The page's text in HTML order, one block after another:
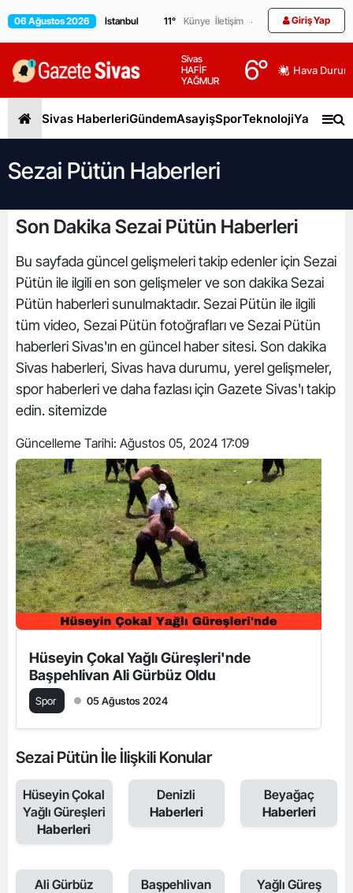
06 Ağustos 2026 11° Künye İletişim Giriş Yap
Sivas
HAFİF
YAĞMUR
6° Hava
Sivas HaberleriGündemAsayişSporTeknolojiYaşam
Sezai Pütün Haberleri
Son Dakika Sezai Pütün Haberleri
Bu sayfada güncel gelişmeleri takip edenler için Sezai
Pütün ile ilgili en son gelişmeler ve son dakika Sezai
Pütün haberleri sunulmaktadır. Sezai Pütün ile ilgili
tüm video, Sezai Pütün fotoğrafları ve Sezai Pütün
haberleri Sivas'ın en güncel haber sitesi. Son dakika
Sivas haberleri, Sivas hava durumu, yerel gelişmeler,
spor haberleri ve daha fazlası için Gazete Sivas'ı takip
edin. sitemizde
Güncelleme Tarihi: Ağustos 05, 2024 17:09
Hüseyin Çokal Yağlı Güreşleri'nde
Başpehlivan Ali Gürbüz Oldu
Spor 05 Ağustos 2024
Sezai Pütün İle İlişkili Konular
Hüseyin Çokal
Yağlı Güreşleri
Haberleri
Denizli
Haberleri
Beyağaç
Haberleri
Ali Gürbüz
Başpehlivan
Yağlı Güreş